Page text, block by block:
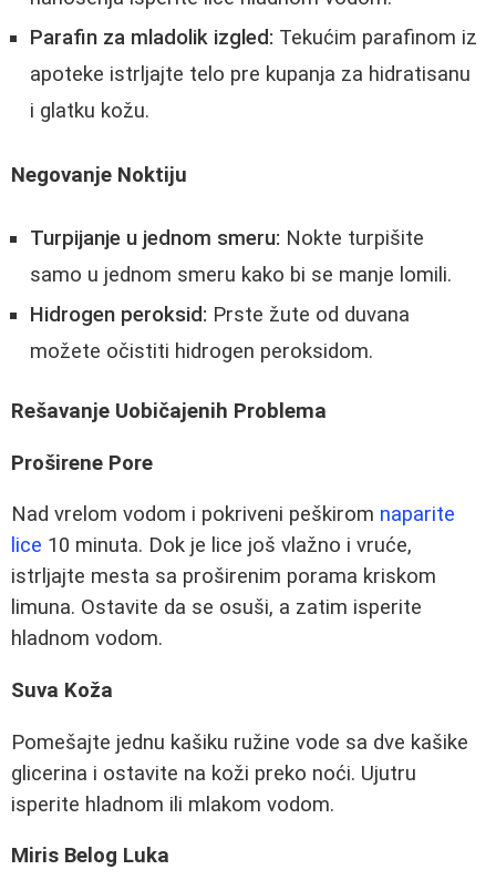
Parafin za mladolik izgled: Tekućim parafinom iz
apoteke istrljajte telo pre kupanja za hidratisanu
i glatku kožu.
Negovanje Noktiju
Turpijanje u jednom smeru: Nokte turpišite
samo u jednom smeru kako bi se manje lomili.
Hidrogen peroksid: Prste žute od duvana
možete očistiti hidrogen peroksidom.
Rešavanje Uobičajenih Problema
Proširene Pore
Nad vrelom vodom i pokriveni peškirom naparite
lice 10 minuta. Dok je lice još vlažno i vruće,
istrljajte mesta sa proširenim porama kriskom
limuna. Ostavite da se osuši, a zatim isperite
hladnom vodom.
Suva Koža
Pomešajte jednu kašiku ružine vode sa dve kašike
glicerina i ostavite na koži preko noći. Ujutru
isperite hladnom ili mlakom vodom.
Miris Belog Luka